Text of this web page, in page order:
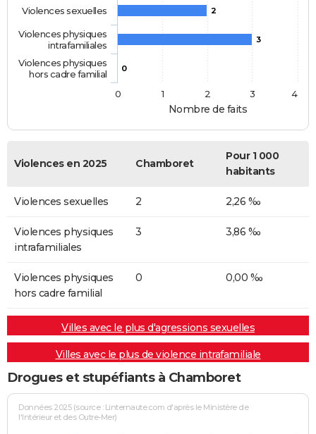
Nombre de faits
2
3
0
Violences sexuelles
Violences physiques
intrafamiliales
Violences physiques
hors cadre familial
0
1 2 3 4
Violences en 2025 Chamboret
Pour 1 000
habitants
Violences sexuelles 2 2,26 ‰
Violences physiques
intrafamiliales
3 3,86 ‰
Violences physiques
hors cadre familial
0 0,00 ‰
Villes avec le plus d'agressions sexuelles
Villes avec le plus de violence intrafamiliale
Drogues et stupéfiants à Chamboret
Données 2025 (source : Linternaute.com d'après le Ministère de
l'Intérieur et des Outre-Mer)